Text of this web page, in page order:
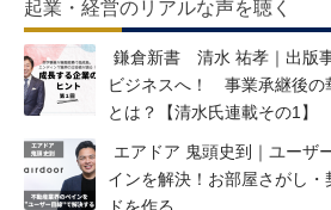
起業・経営のリアルな声を聴く
鎌倉新書 清水 祐孝｜出版
ビジネスへ！ 事業承継後の
とは？【清水氏連載その1】
エアドア 鬼頭史到｜ユーザ
インを解決！お部屋さがし